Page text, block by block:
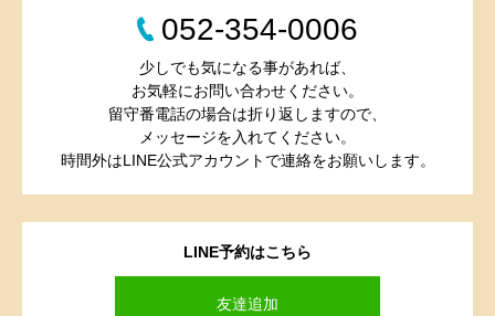
LINE予約はこちら
友達追加
052-354-0006
少しでも気になる事があれば、
お気軽にお問い合わせください。
留守番電話の場合は折り返しますので、
メッセージを入れてください。
時間外はLINE公式アカウントで連絡をお願いします。